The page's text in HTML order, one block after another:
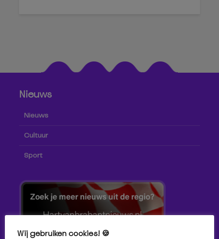
Nieuws
Nieuws
Cultuur
Sport
Wij gebruiken cookies! 🍪